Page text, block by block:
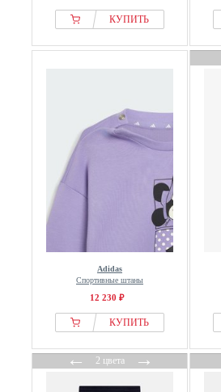
КУПИТЬ
Adidas
Спортивные штаны
12 230 ₽
КУПИТЬ
←2 цвета→